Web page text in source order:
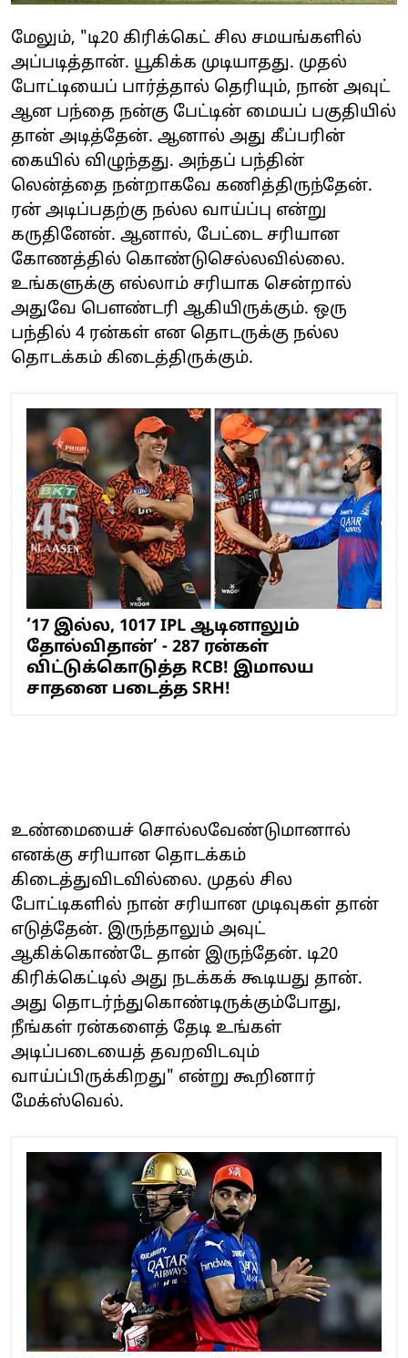
மேலும், "டி20 கிரிக்கெட் சில சமயங்களில்
அப்படித்தான். யூகிக்க முடியாதது. முதல்
போட்டியைப் பார்த்தால் தெரியும், நான் அவுட்
ஆன பந்தை நன்கு பேட்டின் மையப் பகுதியில்
தான் அடித்தேன். ஆனால் அது கீப்பரின்
கையில் விழுந்தது. அந்தப் பந்தின்
லென்த்தை நன்றாகவே கணித்திருந்தேன்.
ரன் அடிப்பதற்கு நல்ல வாய்ப்பு என்று
கருதினேன். ஆனால், பேட்டை சரியான
கோணத்தில் கொண்டுசெல்லவில்லை.
உங்களுக்கு எல்லாம் சரியாக சென்றால்
அதுவே பௌண்டரி ஆகியிருக்கும். ஒரு
பந்தில் 4 ரன்கள் என தொடருக்கு நல்ல
தொடக்கம் கிடைத்திருக்கும்.
‘17 இல்ல, 1017 IPL ஆடினாலும்
தோல்விதான்’ - 287 ரன்கள்
விட்டுக்கொடுத்த RCB! இமாலய
சாதனை படைத்த SRH!
உண்மையைச் சொல்லவேண்டுமானால்
எனக்கு சரியான தொடக்கம்
கிடைத்துவிடவில்லை. முதல் சில
போட்டிகளில் நான் சரியான முடிவுகள் தான்
எடுத்தேன். இருந்தாலும் அவுட்
ஆகிக்கொண்டே தான் இருந்தேன். டி20
கிரிக்கெட்டில் அது நடக்கக் கூடியது தான்.
அது தொடர்ந்துகொண்டிருக்கும்போது,
நீங்கள் ரன்களைத் தேடி உங்கள்
அடிப்படையைத் தவறவிடவும்
வாய்ப்பிருக்கிறது" என்று கூறினார்
மேக்ஸ்வெல்.